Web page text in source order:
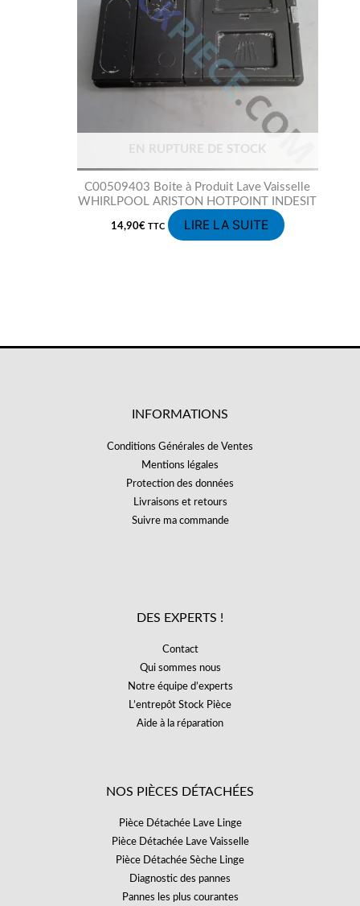
EN RUPTURE DE STOCK
C00509403 Boite à Produit Lave Vaisselle
WHIRLPOOL ARISTON HOTPOINT INDESIT
14,90€ TTC LIRE LA SUITE
INFORMATIONS
Conditions Générales de Ventes
Mentions légales
Protection des données
Livraisons et retours
Suivre ma commande
DES EXPERTS !
Contact
Qui sommes nous
Notre équipe d’experts
L’entrepôt Stock Pièce
Aide à la réparation
NOS PIÈCES DÉTACHÉES
Pièce Détachée Lave Linge
Pièce Détachée Lave Vaisselle
Pièce Détachée Sèche Linge
Diagnostic des pannes
Pannes les plus courantes